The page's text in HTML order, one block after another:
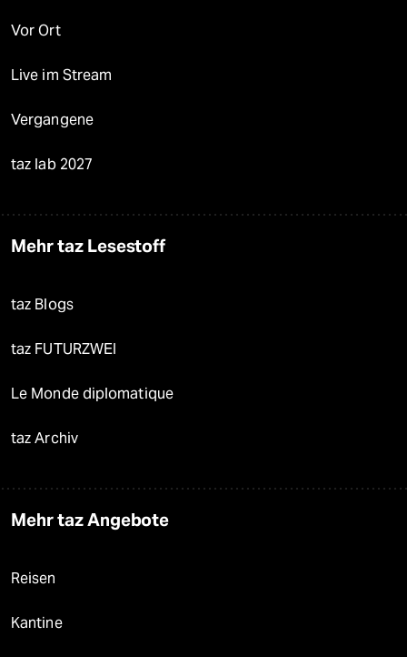
Vor Ort
Live im Stream
Vergangene
taz lab 2027
Mehr taz Lesestoff
taz Blogs
taz FUTURZWEI
Le Monde diplomatique
taz Archiv
Mehr taz Angebote
Reisen
Kantine